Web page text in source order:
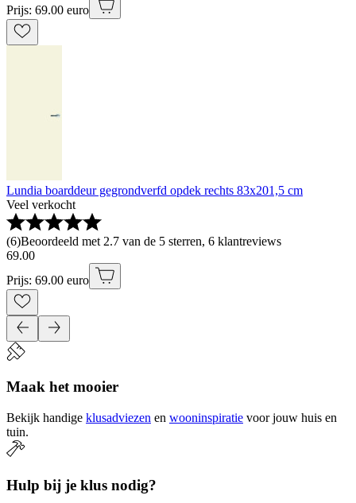
Prijs: 69.00 euro
Lundia boarddeur gegrondverfd opdek rechts 83x201,5 cm
Veel verkocht
(6)Beoordeeld met 2.7 van de 5 sterren, 6 klantreviews
69.00
Prijs: 69.00 euro
Maak het mooier
Bekijk handige klusadviezen en wooninspiratie voor jouw huis en
tuin.
Hulp bij je klus nodig?